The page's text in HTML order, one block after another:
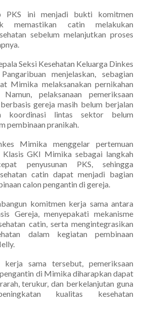
PKS ini menjadi bukti komitmen
memastikan catin melakukan
sebelum melanjutkan proses
Seksi Kesehatan Keluarga Dinkes
menjelaskan, sebagian
Mimika melaksanakan pernikahan
pelaksanaan pemeriksaan
gereja masih belum berjalan
koordinasi lintas sektor belum
pembinaan pranikah.
Mimika menggelar pertemuan
GKI Mimika sebagai langkah
penyusunan PKS, sehingga
catin dapat menjadi bagian
calon pengantin di gereja.
komitmen kerja sama antara
Gereja, menyepakati mekanisme
catin, serta mengintegrasikan
dalam kegiatan pembinaan
kerja sama tersebut, pemeriksaan
di Mimika diharapkan dapat
terukur, dan berkelanjutan guna
kualitas kesehatan